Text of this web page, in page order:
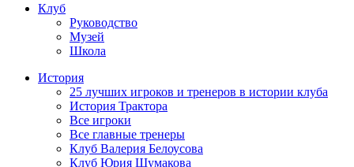
Клуб
Руководство
Музей
Школа
История
25 лучших игроков и тренеров в истории клуба
История Трактора
Все игроки
Все главные тренеры
Клуб Валерия Белоусова
Клуб Юрия Шумакова